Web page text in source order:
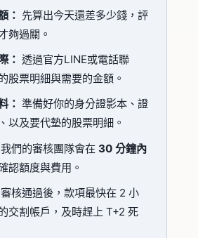
： 先算出今天還差多少錢，評
夠過關。
： 透過官方LINE或電話聯
股票明細與需要的金額。
： 準備好你的身分證影本、證
以及要代墊的股票明細。
我們的審核團隊會在 30 分鐘內
認額度與費用。
審核通過後，款項最快在 2 小
交割帳戶，及時趕上 T+2 死